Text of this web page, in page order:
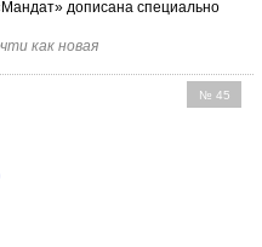
дописана специально
как новая
№ 45